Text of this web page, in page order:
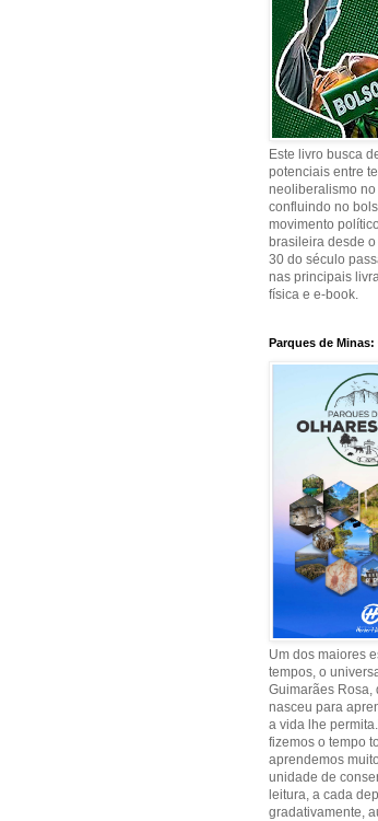
Este livro busca
potenciais entre
neoliberalismo
confluindo no
movimento
brasileira desde
30 do século
nas principais
física e e-book.
Parques de
Um dos maiores
tempos, o
Guimarães Rosa,
nasceu para
a vida lhe
fizemos o tempo
aprendemos
unidade de
leitura, a cada
gradativamente,